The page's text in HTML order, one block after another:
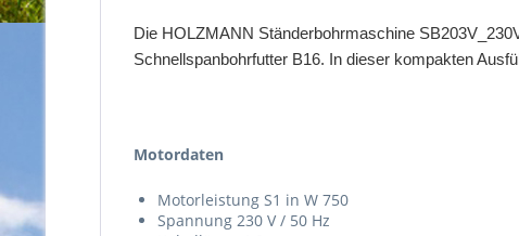
Die HOLZMANN Ständerbohrmaschine
Schnellspanbohrfutter B16. In dieser kompakten
Motordaten
Motorleistung S1 in W 750
Spannung 230 V / 50 Hz